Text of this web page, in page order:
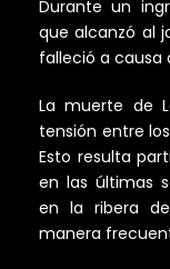
Durante un
que alcanzó al
falleció a causa
La muerte de
tensión entre
Esto resulta
en las últimas
en la ribera
manera